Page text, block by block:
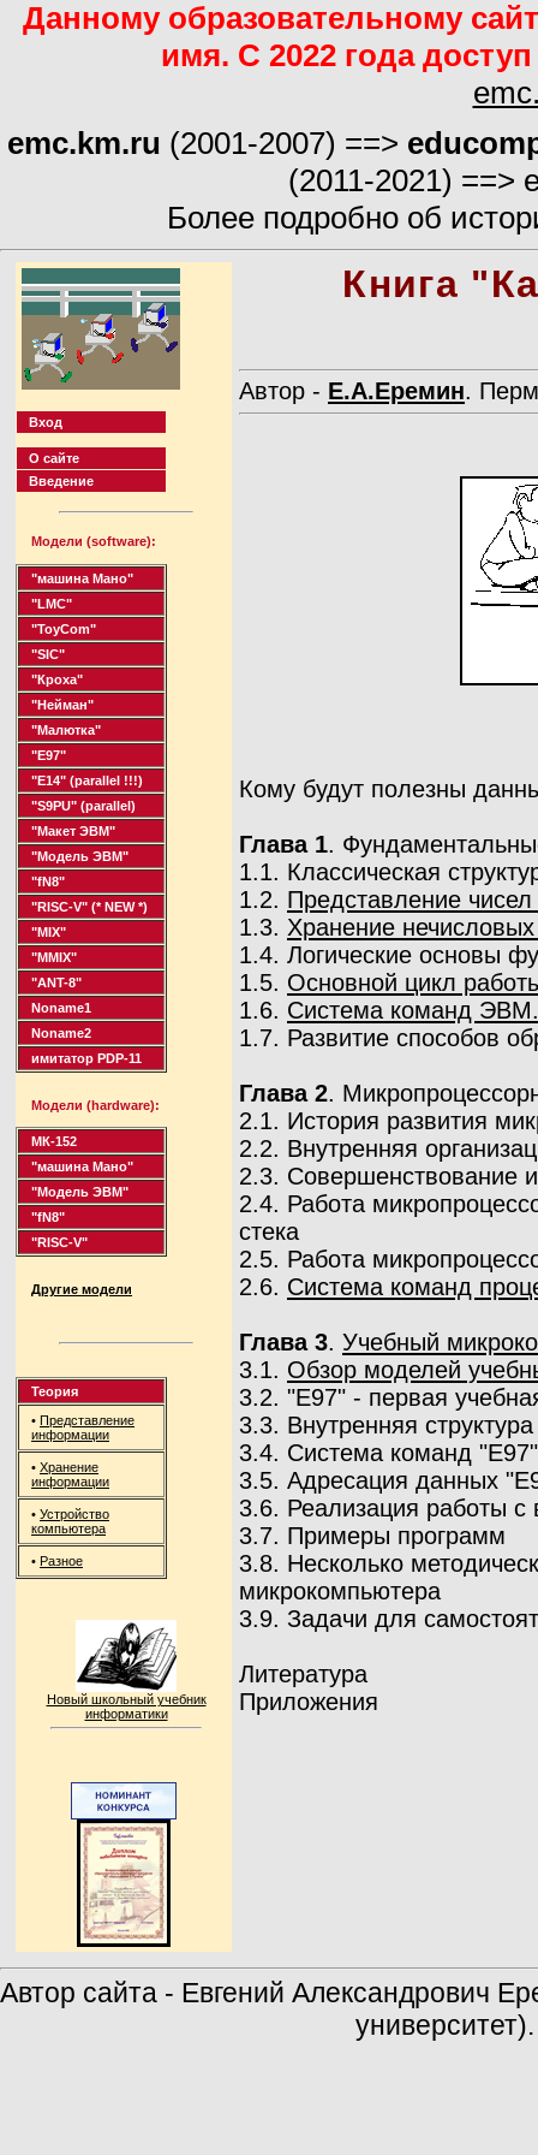
Данному образовательному
имя. С 2022 года
emc.km.ru (2001-2007) ==>
(2011-2021) ==>
Более подробно об
Вход
О сайте
Введение
Модели (software):
"машина Мано"
"LMC"
"ToyCom"
"SIC"
"Кроха"
"Нейман"
"Малютка"
"Е97"
"Е14" (parallel !!!)
"S9PU" (parallel)
"Макет ЭВМ"
"Модель ЭВМ"
"fN8"
"RISC-V" (* NEW *)
"MIX"
"MMIX"
"ANT-8"
Noname1
Noname2
имитатор PDP-11
Модели (hardware):
МК-152
"машина Мано"
"Модель ЭВМ"
"fN8"
"RISC-V"
Другие модели
Теория
• Представление
информации
• Хранение
информации
• Устройство
компьютера
• Разное
Новый школьный учебник
информатики
Книга
Автор - Е.А.Еремин.
Кому будут полезны
Глава 1.
1.1. Классическая
1.2. Представление
1.3. Хранение
1.4. Логические основы
1.5. Основной цикл
1.6. Система команд
1.7. Развитие способов
Глава 2.
2.1. История развития
2.2. Внутренняя
2.3. Совершенствование
2.4. Работа
стека
2.5. Работа
2.6. Система команд
Глава 3. Учебный
3.1. Обзор моделей
3.2. "Е97" - первая
3.3. Внутренняя
3.4. Система команд "Е97"
3.5. Адресация данных
3.6. Реализация работы
3.7. Примеры программ
3.8. Несколько
микрокомпьютера
3.9. Задачи для
Литература
Приложения
Автор сайта - Евгений Александрович